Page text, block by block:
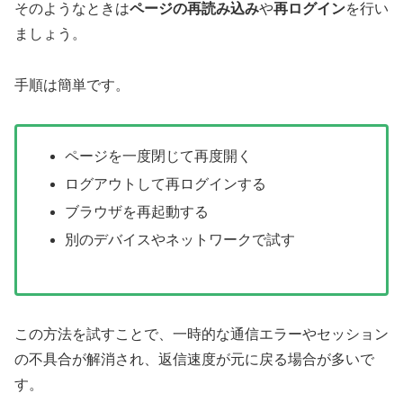
そのようなときはページの再読み込みや再ログインを行い
ましょう。
手順は簡単です。
ページを一度閉じて再度開く
ログアウトして再ログインする
ブラウザを再起動する
別のデバイスやネットワークで試す
この方法を試すことで、一時的な通信エラーやセッション
の不具合が解消され、返信速度が元に戻る場合が多いで
す。